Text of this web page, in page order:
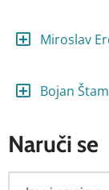
Miroslav
Bojan
Naruči se